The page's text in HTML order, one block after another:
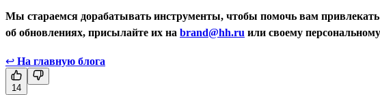
Мы стараемся дорабатывать инструменты, чтобы помочь вам
об обновлениях, присылайте их на brand@hh.ru или своему
↩ На главную блога
14